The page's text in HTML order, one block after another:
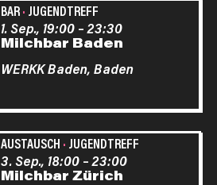
BAR· JUGENDTREFF
Milchbar Baden
1. Sep., 19:00–23:30
WERKK Baden, Baden
AUSTAUSCH · JUGENDTREFF
Milchbar Zürich
3. Sep., 18:00–23:00